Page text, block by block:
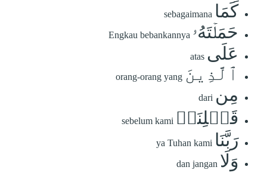
كَمَا sebagaimana
حَمَلۡتَهُۥ Engkau bebankannya
عَلَى atas
ٱلَّذِينَ orang-orang yang
مِن dari
قَبۡلِنَاۚ sebelum kami
رَبَّنَا ya Tuhan kami
وَلَا dan jangan